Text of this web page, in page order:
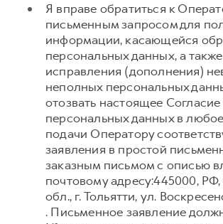
Я вправе обратиться к
письменным запросом для
информации, касающейся
персональных данных, а
исправления (дополнения)
неполных персональных
отозвать настоящее
персональных данных в
подачи Оператору
заявления в простой
заказным письмом с описью
почтовому адресу:445000,
обл., г. Тольятти, ул.
. Письменное заявление